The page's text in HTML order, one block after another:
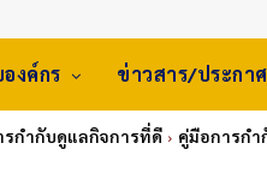
งค์กร ข่าวสาร/ประกาศ
รกำกับดูแลกิจการที่ดี คู่มือการกำ